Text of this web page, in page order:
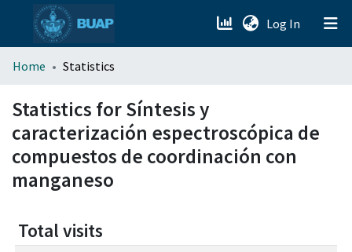
Log In (current)
menu.section.about_menu
All of DSpace
Home Statistics
Statistics for Síntesis y
caracterización espectroscópica de
compuestos de coordinación con
manganeso
Total visits